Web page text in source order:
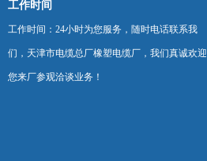
工作时间
工作时间：24小时为您服务，随时电话联系我
们，天津市电缆总厂橡塑电缆厂，我们真诚欢迎
您来厂参观洽谈业务！